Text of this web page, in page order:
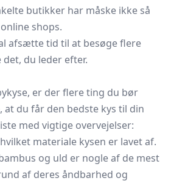
butikker har måske ikke så
shops.
afsætte tid til at besøge flere
du leder efter.
er der flere ting du bør
at du får den bedste kys til din
med vigtige overvejelser:
materiale kysen er lavet af.
og uld er nogle af de mest
af deres åndbarhed og